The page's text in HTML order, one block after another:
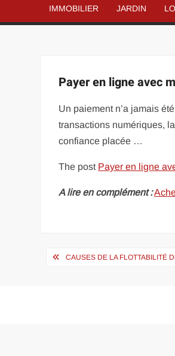
IMMOBILIER JARDIN
Payer en ligne avec
Un paiement n’a jamais
transactions numériques,
confiance placée …
The post Payer en ligne
A lire en complément :
Navigation
CAUSES DE LA FLOTTABILITÉ